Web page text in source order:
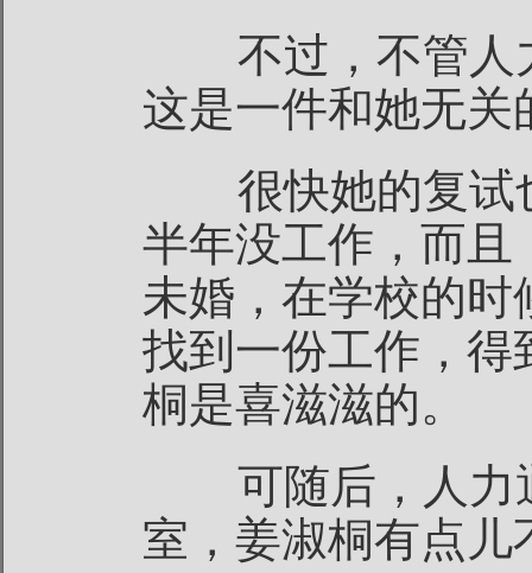
不过，不管人
这是一件和她无关
很快她的复试
半年没工作，而且
未婚，在学校的
找到一份工作，得
桐是喜滋滋的。
可随后，人力
室，姜淑桐有点儿